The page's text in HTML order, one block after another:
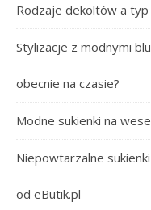
Rodzaje dekoltów a
Stylizacje z modnymi
obecnie na czasie?
Modne sukienki na
Niepowtarzalne
od eButik.pl